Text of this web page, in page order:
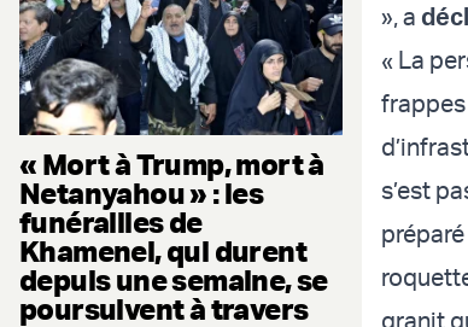
« Mort à Trump, mort à
Netanyahou » : les
funérailles de
Khamenei, qui durent
depuis une semaine, se
poursuivent à travers
», a
« La
frappes
s’est
granit